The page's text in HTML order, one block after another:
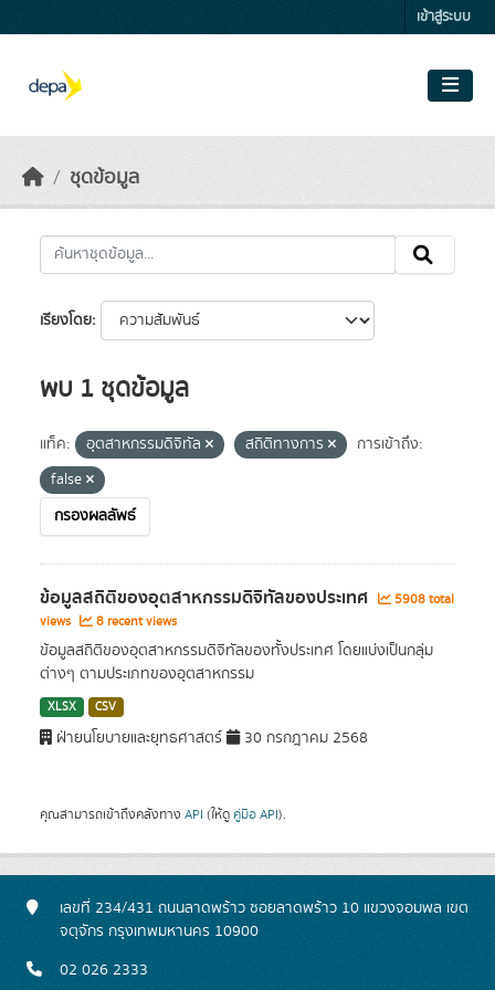
เข้าสู่ระบบ
ชุดข้อมูล
เรียงโดย
พบ 1 ชุดข้อมูล
แท็ค: อุตสาหกรรมดิจิทัล สถิติทางการ
การเข้าถึง:
false
กรองผลลัพธ์
ข้อมูลสถิติของอุตสาหกรรมดิจิทัลของประเทศ
5908 total
views
8 recent views
ข้อมูลสถิติของอุตสาหกรรมดิจิทัลของทั้งประเทศ โดยแบ่งเป็นกลุ่ม
ต่างๆ ตามประเภทของอุตสาหกรรม
XLSX CSV
ฝ่ายนโยบายและยุทธศาสตร์ 30 กรกฎาคม 2568
คุณสามารถเข้าถึงคลังทาง API (ให้ดู คู่มือ API).
เลขที่ 234/431 ถนนลาดพร้าว ซอยลาดพร้าว 10 แขวงจอมพล เขต
จตุจักร กรุงเทพมหานคร 10900
02 026 2333